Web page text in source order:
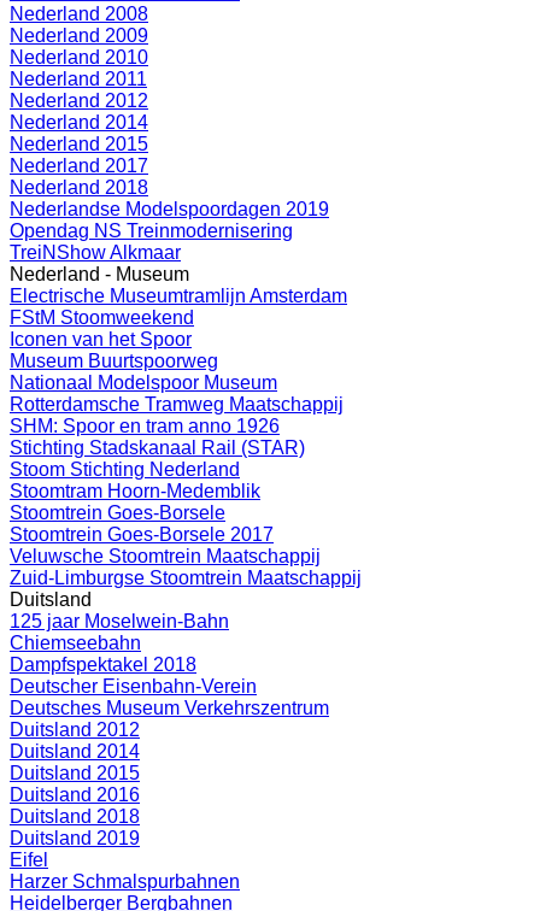
Nederland 2008
Nederland 2009
Nederland 2010
Nederland 2011
Nederland 2012
Nederland 2014
Nederland 2015
Nederland 2017
Nederland 2018
Nederlandse Modelspoordagen 2019
Opendag NS Treinmodernisering
TreiNShow Alkmaar
Nederland - Museum
Electrische Museumtramlijn Amsterdam
FStM Stoomweekend
Iconen van het Spoor
Museum Buurtspoorweg
Nationaal Modelspoor Museum
Rotterdamsche Tramweg Maatschappij
SHM: Spoor en tram anno 1926
Stichting Stadskanaal Rail (STAR)
Stoom Stichting Nederland
Stoomtram Hoorn-Medemblik
Stoomtrein Goes-Borsele
Stoomtrein Goes-Borsele 2017
Veluwsche Stoomtrein Maatschappij
Zuid-Limburgse Stoomtrein Maatschappij
Duitsland
125 jaar Moselwein-Bahn
Chiemseebahn
Dampfspektakel 2018
Deutscher Eisenbahn-Verein
Deutsches Museum Verkehrszentrum
Duitsland 2012
Duitsland 2014
Duitsland 2015
Duitsland 2016
Duitsland 2018
Duitsland 2019
Eifel
Harzer Schmalspurbahnen
Heidelberger Bergbahnen